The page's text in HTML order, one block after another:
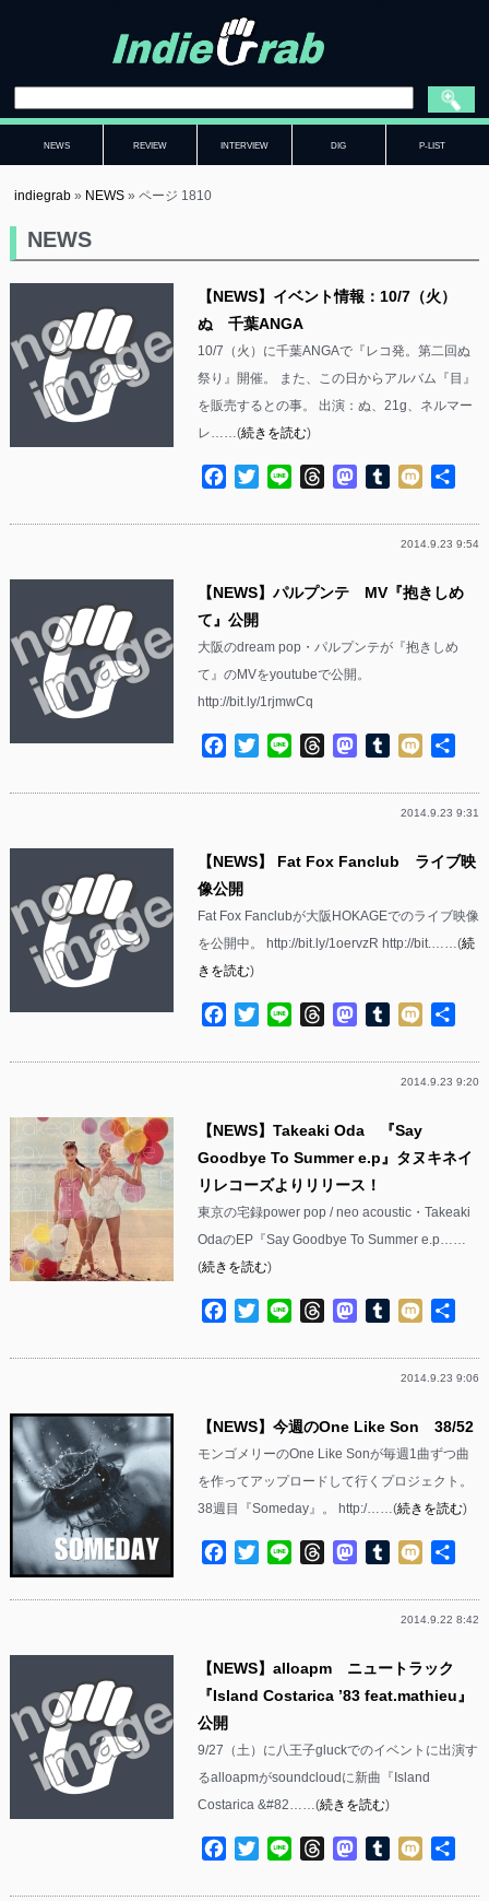
NEWS REVIEW INTERVIEW DIG P-LIST
indiegrab » NEWS »ページ 1810
NEWS
【NEWS】イベント情報：10/7（火）
ぬ 千葉ANGA
10/7（火）に千葉ANGAで『レコ発。第二回ぬ
祭り』開催。 また、この日からアルバム『目』
を販売するとの事。 出演：ぬ、21g、ネルマー
レ……(続きを読む)
Facebook
TwitterLine ThreadsMastodon
Tumblr
Mixi
2014.9.23 9:54
【NEWS】パルプンテ MV『抱きしめ
て』公開
大阪のdream pop・パルプンテが『抱きしめ
て』のMVをyoutubeで公開。
http://bit.ly/1rjmwCq
Facebook
TwitterLine ThreadsMastodon
Tumblr
Mixi
2014.9.23 9:31
【NEWS】 Fat Fox Fanclub ライブ映
像公開
Fat Fox Fanclubが大阪HOKAGEでのライブ映像
を公開中。 http://bit.ly/1oervzR http://bit.……(続
きを読む)
Facebook
TwitterLine ThreadsMastodon
Tumblr
Mixi
2014.9.23 9:20
【NEWS】Takeaki Oda 『Say
Goodbye To Summer e.p』タヌキネイ
リレコーズよりリリース！
東京の宅録power pop / neo acoustic・Takeaki
OdaのEP『Say Goodbye To Summer e.p……
(続きを読む)
Facebook
TwitterLine ThreadsMastodon
Tumblr
Mixi
2014.9.23 9:06
【NEWS】今週のOne Like Son 38/52
モンゴメリーのOne Like Sonが毎週1曲ずつ曲
を作ってアップロードして行くプロジェクト。
38週目『Someday』。 http:/……(続きを読む)
Facebook
TwitterLine ThreadsMastodon
Tumblr
Mixi
2014.9.22 8:42
【NEWS】alloapm ニュートラック
『Island Costarica ’83 feat.mathieu』
公開
9/27（土）に八王子gluckでのイベントに出演す
るalloapmがsoundcloudに新曲『Island
Costarica &#82……(続きを読む)
Facebook
TwitterLine ThreadsMastodon
Tumblr
Mixi